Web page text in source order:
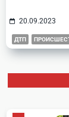
20.09.2023
ДТП